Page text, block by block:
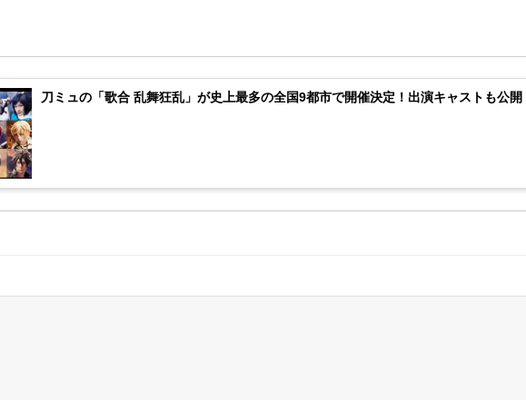
刀ミュの「歌合 乱舞狂乱」が史上最多の全国9都市で開催決定！出演キャストも公開